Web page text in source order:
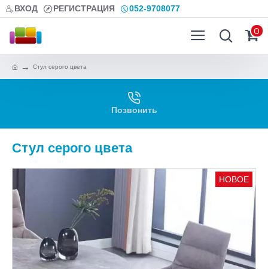
ВХОД РЕГИСТРАЦИЯ 052-9708077
0
Стул серого цвета
Позвонить
Стул серого цвета
НОВОЕ